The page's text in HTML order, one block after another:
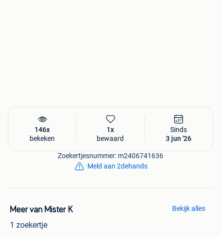
146x
bekeken
1x
bewaard
Sinds
3 jun '26
Zoekertjesnummer: m2406741636
Meld aan 2dehands
Meer van Mister K
1 zoekertje
Bekijk alles